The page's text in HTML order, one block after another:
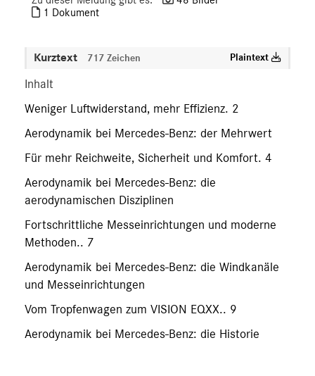
1 Dokument
Kurztext 717 Zeichen Plaintext
Inhalt
Weniger Luftwiderstand, mehr Effizienz. 2
Aerodynamik bei Mercedes-Benz: der Mehrwert
Für mehr Reichweite, Sicherheit und Komfort. 4
Aerodynamik bei Mercedes-Benz: die
aerodynamischen Disziplinen
Fortschrittliche Messeinrichtungen und moderne
Methoden.. 7
Aerodynamik bei Mercedes-Benz: die Windkanäle
und Messeinrichtungen
Vom Tropfenwagen zum VISION EQXX.. 9
Aerodynamik bei Mercedes-Benz: die Historie